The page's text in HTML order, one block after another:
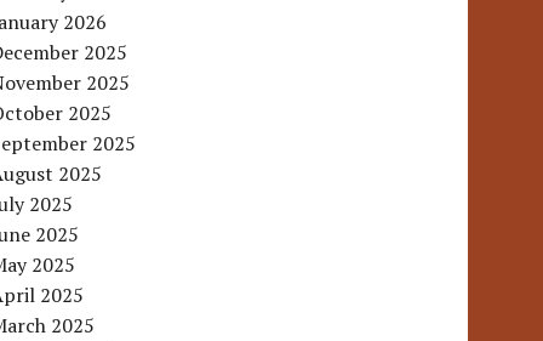
2026
2025
2025
2025
2025
2025
2025
2025
2025
2025
2025